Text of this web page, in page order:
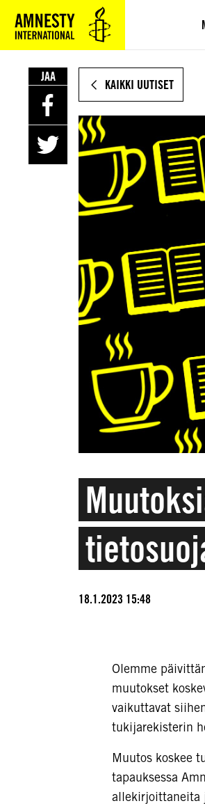
VARSINAISEEN
SISÄLTÖÖN
KAIKKI UUTISET
18.1.2023 15:48
Olemme
muutokset
vaikuttavat
tukijarekisterin
Muutos koskee
tapauksessa
allekirjoittaneita
JAA